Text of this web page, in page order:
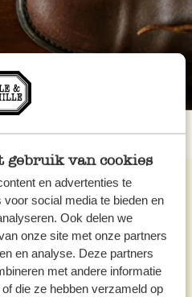
gebruik van cookies
en advertenties te
social media te bieden en
Ook delen we
onze site met onze partners
en analyse. Deze partners
met andere informatie
die ze hebben verzameld op